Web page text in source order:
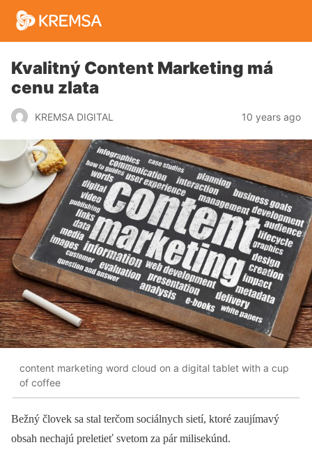
Kvalitný Content Marketing má
cenu zlata
KREMSA DIGITAL 10 years ago
content marketing word cloud on a digital tablet with a cup
of coffee
Bežný človek sa stal terčom sociálnych sietí, ktoré zaujímavý
obsah nechajú preletieť svetom za pár milisekúnd.